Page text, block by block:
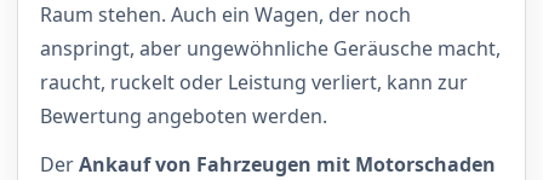
Raum stehen. Auch ein Wagen, der noch
anspringt, aber ungewöhnliche Geräusche macht,
raucht, ruckelt oder Leistung verliert, kann zur
Bewertung angeboten werden.
DerAnkauf von Fahrzeugen mit Motorschaden